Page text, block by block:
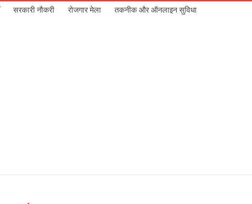
सरकारी नौकरी रोजगार मेला तकनीक और ऑनलाइन सुविधा